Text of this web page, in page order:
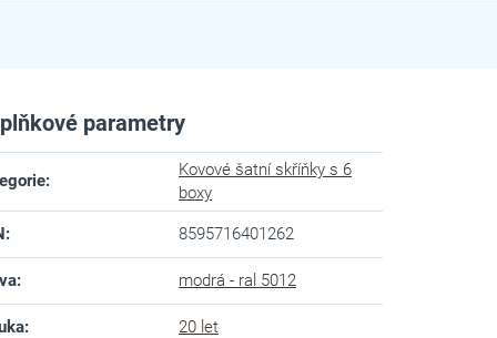
parametry
:
Kovové šatní skříňky s 6
boxy
: 8595716401262
: modrá - ral 5012
: 20 let